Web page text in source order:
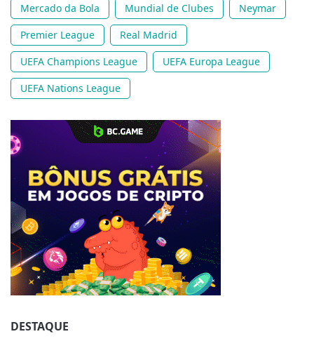
Mercado da Bola
Mundial de Clubes
Neymar
Premier League
Real Madrid
UEFA Champions League
UEFA Europa League
UEFA Nations League
Jogue com responsabilidade. 18+
DESTAQUE